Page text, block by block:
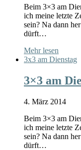
Beim 3×3 am
ich meine letzte
sein? Na dann
dürft…
Mehr lesen
3x3 am Dienstag
3×3 am
4. März 2014
Beim 3×3 am
ich meine letzte
sein? Na dann
dürft…